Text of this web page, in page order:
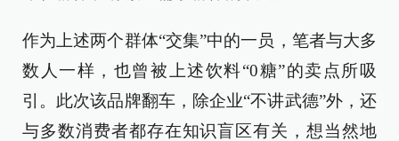
作为上述两个群体“交集”中的一员，笔者与大多
数人一样，也曾被上述饮料“0糖”的卖点所吸
引。此次该品牌翻车，除企业“不讲武德”外，还
与多数消费者都存在知识盲区有关，想当然地